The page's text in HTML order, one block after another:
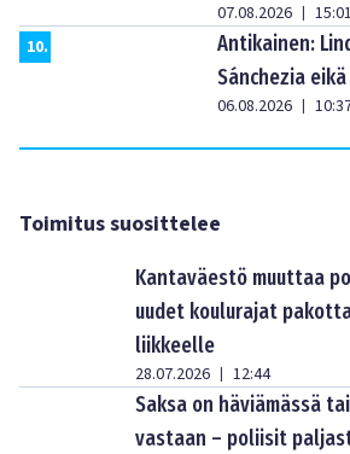
07.08.2026 | 15:01
10.
Antikainen:
Sánchezia eikä
06.08.2026 |
Toimitus suosittelee
Kantaväestö muuttaa
uudet koulurajat
liikkeelle
28.07.2026 | 12:44
Saksa on häviämässä
vastaan – poliisit